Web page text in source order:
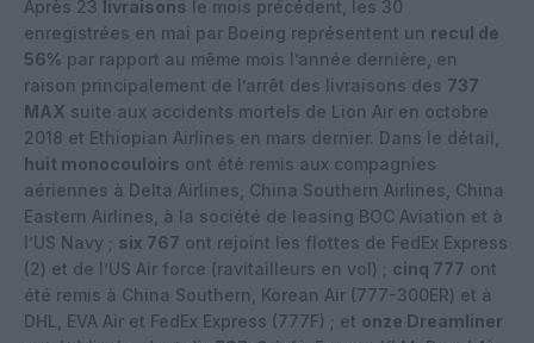
Après 23 livraisons le mois précédent, les 30
enregistrées en mai par Boeing représentent un recul de
56% par rapport au même mois l’année dernière, en
raison principalement de l’arrêt des livraisons des 737
MAX suite aux accidents mortels de Lion Air en octobre
2018 et Ethiopian Airlines en mars dernier. Dans le détail,
huit monocouloirs ont été remis aux compagnies
aériennes à Delta Airlines, China Southern Airlines, China
Eastern Airlines, à la société de leasing BOC Aviation et à
l’US Navy ; six 767 ont rejoint les flottes de FedEx Express
(2) et de l’US Air force (ravitailleurs en vol) ; cinq 777 ont
été remis à China Southern, Korean Air (777-300ER) et à
DHL, EVA Air et FedEx Express (777F) ; et onze Dreamliner